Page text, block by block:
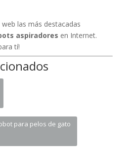
las más destacadas
aspiradores en Internet.
tí!
para pelos de gato